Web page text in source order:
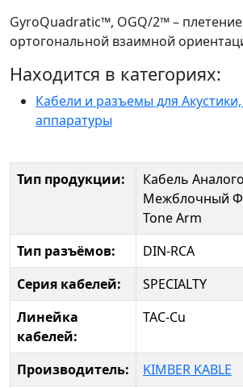
GyroQuadratic™, OGQ/2™ – плетение
ортогональной взаимной
Находится в категориях:
Кабели и разъемы для
аппаратуры
Тип продукции: Кабель
Межблочный
Tone Arm
Тип разъёмов:
DIN-RCA
Серия кабелей:
SPECIALTY
Линейка
кабелей:
TAC-Cu
Производитель:
KIMBER KABLE